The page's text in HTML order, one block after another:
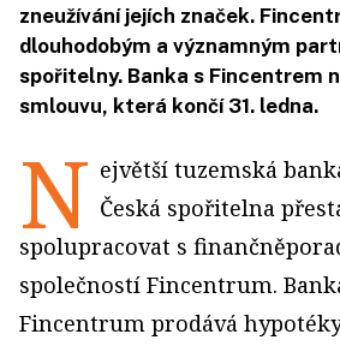
zneužívání jejích značek.
dlouhodobým a významným
spořitelny. Banka s Fincentrem
smlouvu, která končí 31. ledna.
N ejvětší tuzemská
Česká spořitelna
spolupracovat s
společností Fincentrum.
Fincentrum prodává